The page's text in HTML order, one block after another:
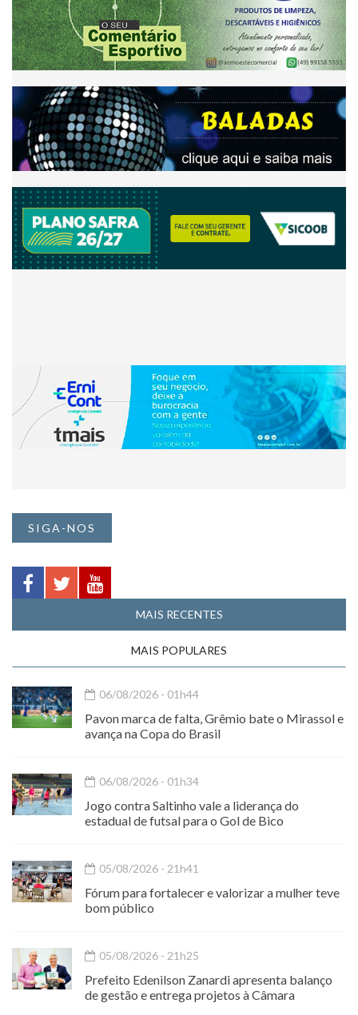
SIGA-NOS
MAIS RECENTES
MAIS POPULARES
06/08/2026 - 01h44
Pavon marca de falta, Grêmio bate o Mirassol e
avança na Copa do Brasil
06/08/2026 - 01h34
Jogo contra Saltinho vale a liderança do
estadual de futsal para o Gol de Bico
05/08/2026 - 21h41
Fórum para fortalecer e valorizar a mulher teve
bom público
05/08/2026 - 21h25
Prefeito Edenilson Zanardi apresenta balanço
de gestão e entrega projetos à Câmara